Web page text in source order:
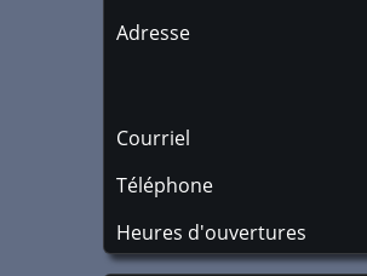
Adresse
Courriel
Téléphone
Heures d'ouvertures